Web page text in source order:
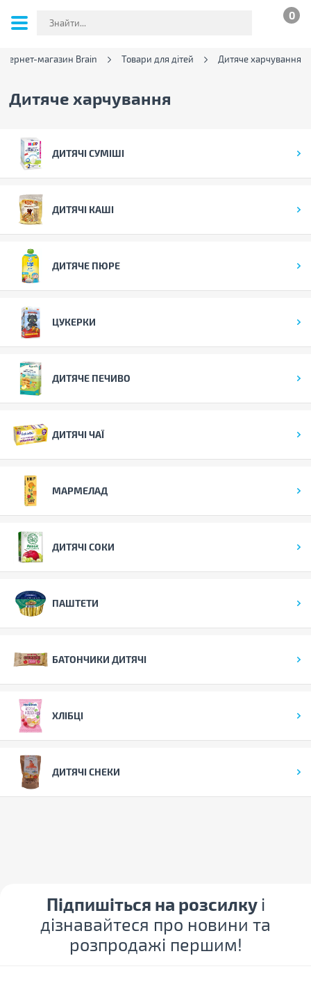
0
магазин Brain Товари для дітей Дитяче харчування
Дитяче харчування
ДИТЯЧІ СУМІШІ
ДИТЯЧІ КАШІ
ДИТЯЧЕ ПЮРЕ
ЦУКЕРКИ
ДИТЯЧЕ ПЕЧИВО
ДИТЯЧІ ЧАЇ
МАРМЕЛАД
ДИТЯЧІ СОКИ
ПАШТЕТИ
БАТОНЧИКИ ДИТЯЧІ
ХЛІБЦІ
ДИТЯЧІ СНЕКИ
Підпишіться на розсилку і
дізнавайтеся про новини та
розпродажі першим!